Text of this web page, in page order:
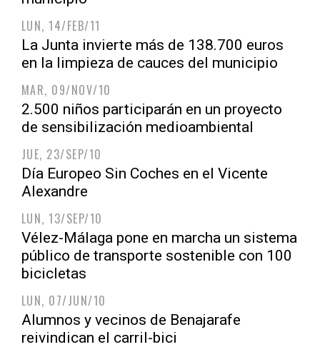
LUN, 14/FEB/11
La Junta invierte más de 138.700 euros
en la limpieza de cauces del municipio
MAR, 09/NOV/10
2.500 niños participarán en un proyecto
de sensibilización medioambiental
JUE, 23/SEP/10
Día Europeo Sin Coches en el Vicente
Alexandre
LUN, 13/SEP/10
Vélez-Málaga pone en marcha un sistema
público de transporte sostenible con 100
bicicletas
LUN, 07/JUN/10
Alumnos y vecinos de Benajarafe
reivindican el carril-bici